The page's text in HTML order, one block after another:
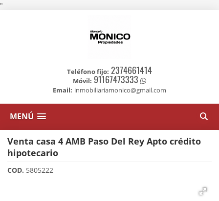
"
Teléfono fijo: 2374661414
Móvil: 91167473333
Email: inmobiliariamonico@gmail.com
MENÚ
Venta casa 4 AMB Paso Del Rey Apto crédito
hipotecario
COD. 5805222